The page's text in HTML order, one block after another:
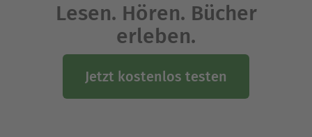
Lesen. Hören. Bücher
erleben.
Jetzt kostenlos testen